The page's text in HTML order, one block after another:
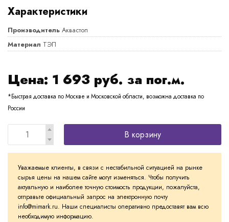
Характеристики
Производитель Аквастоп
Материал ТЭП
Цена: 1 693 руб. за пог.м.
*Быстрая доставка по Москве и Московской области, возможна доставка по
России
В корзину
Уважаемые клиенты, в связи с нестабильной ситуацией на рынке
сырья цены на нашем сайте могут изменяться. Чтобы получить
актуальную и наиболее точную стоимость продукции, пожалуйста,
отправьте официальный запрос на электронную почту
info@mimark.ru. Наши специалисты оперативно предоставят вам всю
необходимую информацию.